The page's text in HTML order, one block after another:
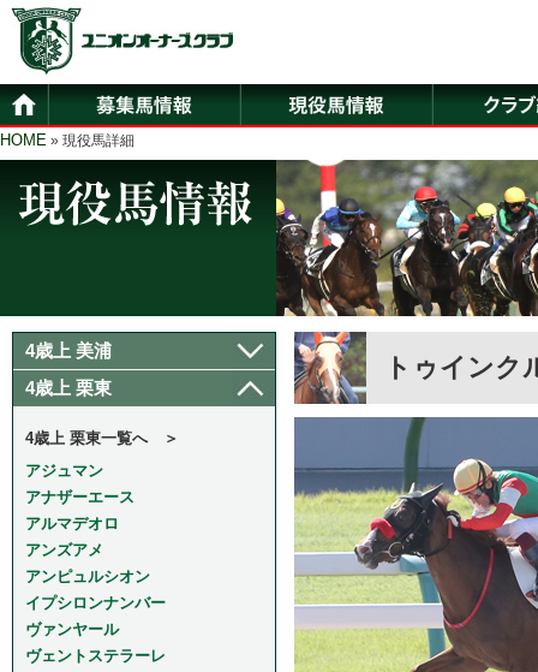
HOME » 現役馬詳細
4歳上 美浦
4歳上 栗東
4歳上 栗東一覧へ ＞
アジュマン
アナザーエース
アルマデオロ
アンズアメ
アンピュルシオン
イプシロンナンバー
ヴァンヤール
ヴェントステラーレ
トゥインク